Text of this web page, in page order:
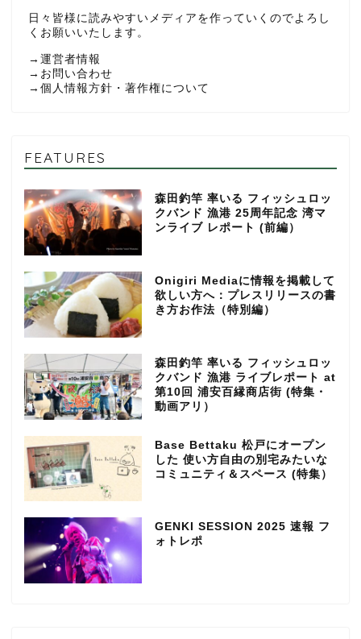
日々皆様に読みやすいメディアを作っていくのでよろし
くお願いいたします。
→ 運営者情報
→ お問い合わせ
→ 個人情報方針・著作権について
FEATURES
森田釣竿 率いる フィッシュロッ
クバンド 漁港 25周年記念 湾マ
ンライブ レポート (前編）
Onigiri Mediaに情報を掲載して
欲しい方へ：プレスリリースの書
き方お作法（特別編）
森田釣竿 率いる フィッシュロッ
クバンド 漁港 ライブレポート at
第10回 浦安百縁商店街 (特集・
動画アリ）
Base Bettaku 松戸にオープン
した 使い方自由の別宅みたいな
コミュニティ＆スペース (特集）
GENKI SESSION 2025 速報 フ
ォトレポ